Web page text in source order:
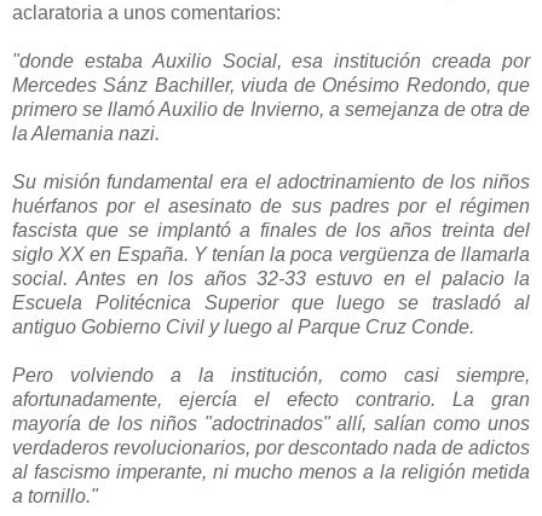
aclaratoria a unos comentarios:
"donde estaba Auxilio Social, esa institución creada por
Mercedes Sánz Bachiller, viuda de Onésimo Redondo, que
primero se llamó Auxilio de Invierno, a semejanza de otra de
la Alemania nazi.
Su misión fundamental era el adoctrinamiento de los niños
huérfanos por el asesinato de sus padres por el régimen
fascista que se implantó a finales de los años treinta del
siglo XX en España. Y tenían la poca vergüenza de llamarla
social. Antes en los años 32-33 estuvo en el palacio la
Escuela Politécnica Superior que luego se trasladó al
antiguo Gobierno Civil y luego al Parque Cruz Conde.
Pero volviendo a la institución, como casi siempre,
afortunadamente, ejercía el efecto contrario. La gran
mayoría de los niños "adoctrinados" allí, salían como unos
verdaderos revolucionarios, por descontado nada de adictos
al fascismo imperante, ni mucho menos a la religión metida
a tornillo."